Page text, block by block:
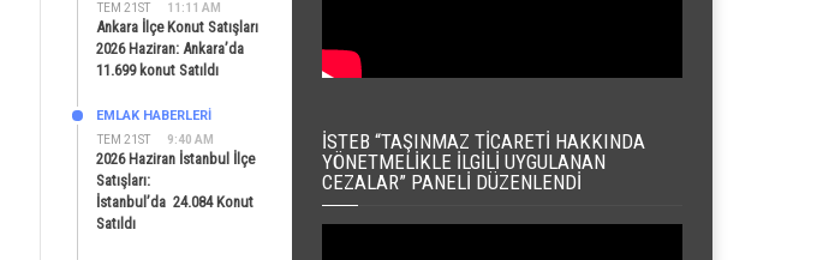
TEM 21ST 11:11 AM
Ankara İlçe Konut Satışları
2026 Haziran: Ankara’da
11.699 konut Satıldı
TEM 21ST 9:40 AM
EMLAK HABERLERI
2026 Haziran İstanbul İlçe
Satışları:
İstanbul’da 24.084 Konut
Satıldı
İSTEB “TAŞINMAZ TICARETI HAKKINDA
YÖNETMELIKLE İLGILI UYGULANAN
CEZALAR” PANELI DÜZENLENDI